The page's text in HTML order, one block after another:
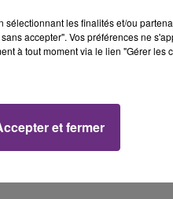
sélectionnant les finalités et/ou
accepter". Vos préférences ne
à tout moment via le lien "Gérer les
et fermer